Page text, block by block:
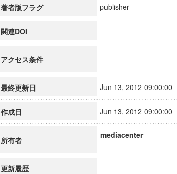
著者版フラグ publisher
関連DOI
アクセス条件
最終更新日 Jun 13, 2012 09:00:00
作成日 Jun 13, 2012 09:00:00
所有者
mediacenter
更新履歴